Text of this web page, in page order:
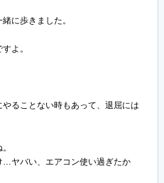
に歩きました。
よ。
ることない時もあって、退屈には
…ヤバい、エアコン使い過ぎたか